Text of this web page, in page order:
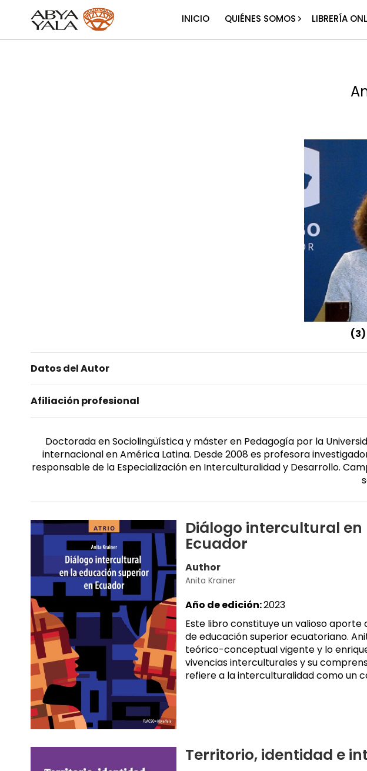
INICIO QUIÉNES SOMOS LIBRERÍA
(3)
Datos del Autor
Afiliación profesional
Doctorada en Sociolingüística y máster en Pedagogía por la
internacional en América Latina. Desde 2008 es profesora
responsable de la Especialización en Interculturalidad y Desarrollo.
Diálogo intercultural
Ecuador
Author
Anita Krainer
Año de edición:2023
Este libro constituye un valioso
de educación superior ecuatoriano.
teórico-conceptual vigente y lo
vivencias interculturales y su
refiere a la interculturalidad como un
Territorio, identidad e